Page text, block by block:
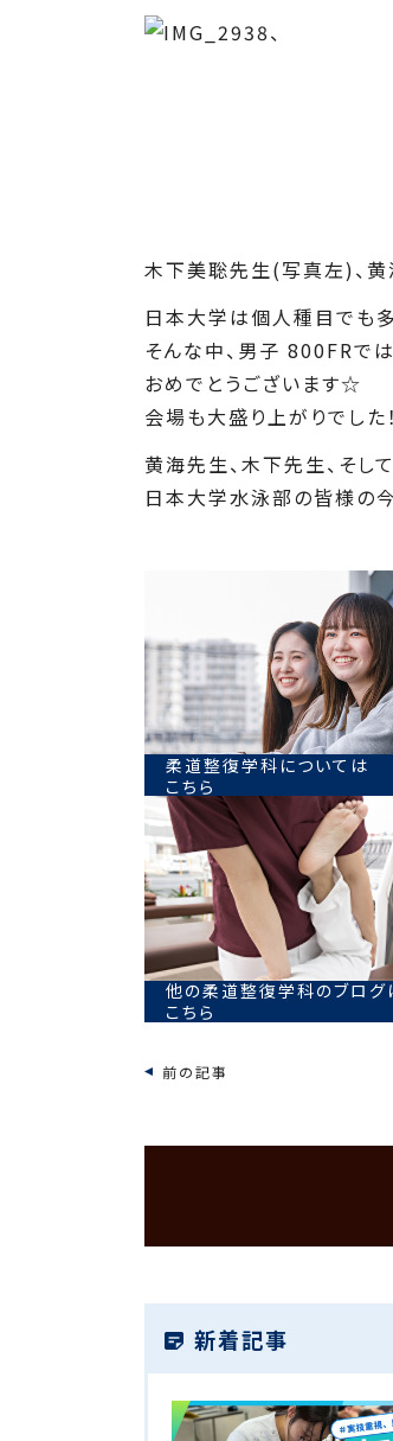
木下美聡先生(写真左)、
日本大学は個人種目でも多
そんな中、男子 800FRでは
おめでとうございます☆
会場も大盛り上がりでした！
黄海先生、木下先生、そし
日本大学水泳部の皆様の
柔道整復学科については
こちら
他の柔道整復学科のブログ
こちら
前の記事
新着記事